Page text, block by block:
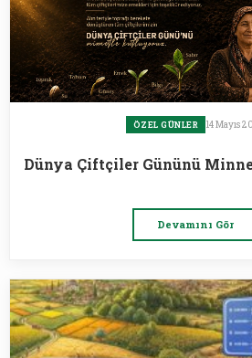
ÖZEL GÜNLER 14 Mayıs
Dünya Çiftçiler Gününü
Devamını Gör